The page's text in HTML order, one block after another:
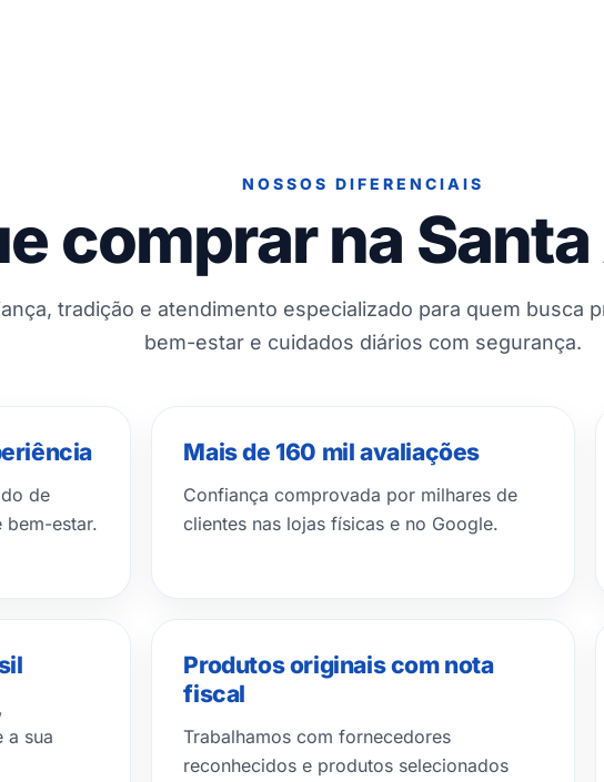
NOSSOS DIFERENCIAIS
comprar na
tradição e atendimento especializado para quem busca
bem-estar e cuidados diários com segurança.
de
bem-estar.
Mais de 160 mil avaliações
Confiança comprovada por milhares de
clientes nas lojas físicas e no Google.
a sua
Produtos originais com nota
fiscal
Trabalhamos com fornecedores
reconhecidos e produtos selecionados